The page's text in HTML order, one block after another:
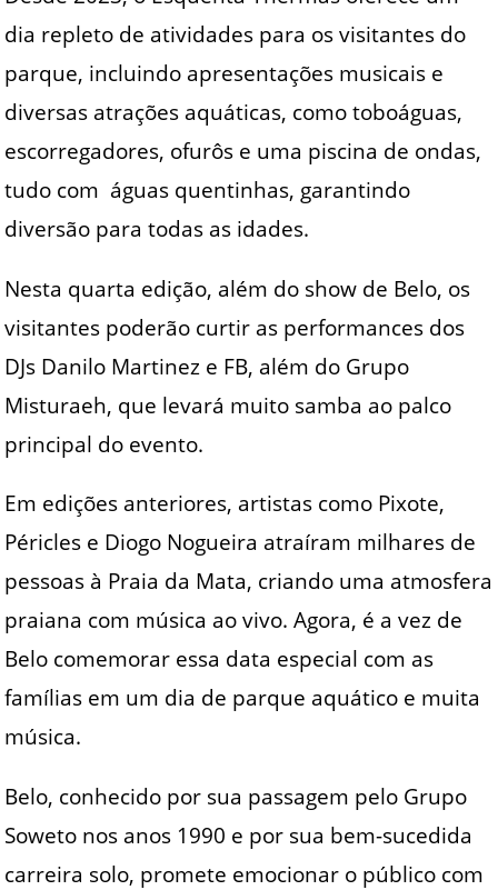
dia repleto de atividades para os visitantes do
parque, incluindo apresentações musicais e
diversas atrações aquáticas, como toboáguas,
escorregadores, ofurôs e uma piscina de ondas,
tudo com águas quentinhas, garantindo
diversão para todas as idades.
Nesta quarta edição, além do show de Belo, os
visitantes poderão curtir as performances dos
DJs Danilo Martinez e FB, além do Grupo
Misturaeh, que levará muito samba ao palco
principal do evento.
Em edições anteriores, artistas como Pixote,
Péricles e Diogo Nogueira atraíram milhares de
pessoas à Praia da Mata, criando uma atmosfera
praiana com música ao vivo. Agora, é a vez de
Belo comemorar essa data especial com as
famílias em um dia de parque aquático e muita
música.
Belo, conhecido por sua passagem pelo Grupo
Soweto nos anos 1990 e por sua bem-sucedida
carreira solo, promete emocionar o público com